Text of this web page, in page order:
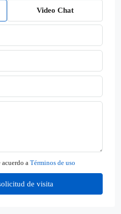
Video Chat
a Términos de uso
de visita